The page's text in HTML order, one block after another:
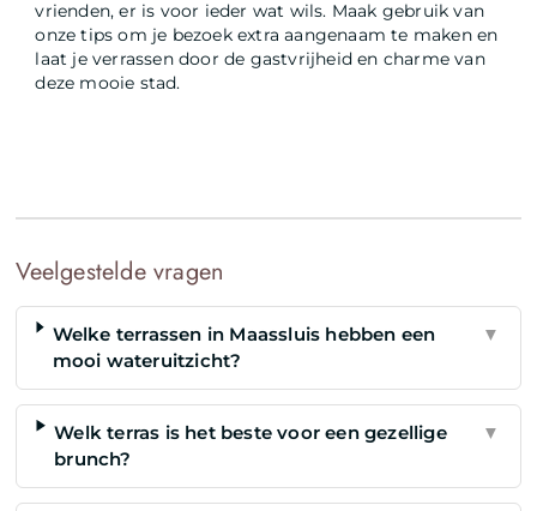
vrienden, er is voor ieder wat wils. Maak gebruik van
onze tips om je bezoek extra aangenaam te maken en
laat je verrassen door de gastvrijheid en charme van
deze mooie stad.
Veelgestelde vragen
Welke terrassen in Maassluis hebben een
mooi wateruitzicht?
▼
Welk terras is het beste voor een gezellige
brunch?
▼